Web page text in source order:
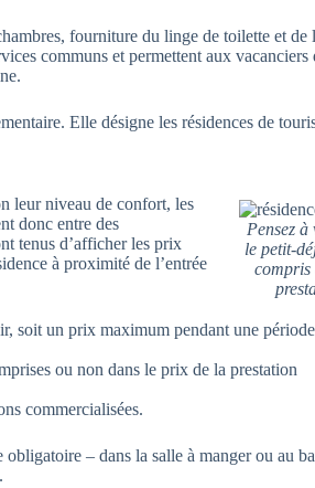
fourniture du linge de toilette et de
communs et permettent aux vacanciers
Elle désigne les résidences de
Pensez
le petit-
compris
leur niveau de confort, les
donc entre des
tenus d’afficher les prix
à proximité de l’entrée
soit un prix maximum pendant une
ou non dans le prix de la prestation
commercialisées.
– dans la salle à manger ou au